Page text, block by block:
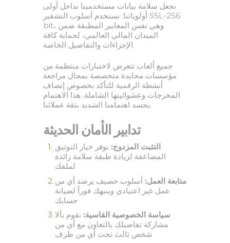
نجعل سلامة بيانات مستخدمينا بداخل أولى
أولوياتنا. نستخدم أسلوب التشفير SSL-256
bit، وهي نفس المعايير المطبقة ضمن
الميدان المالي العالمي، لحماية كافة
الإجراءات والتفاصيل الخاصة.
جميع ألعاب تتعرض لاختبارات منتظمة من
مؤسسات محايدة متخصصة بمجال مراجعة
أنشطة الرقمية للتأكد بخصوص إنصاف
المخرجات وعشوائيتها الشاملة. هذا الاهتمام
يجسد اهتمامنا الشديد بثقة عملائنا.
تدابير الأمان الحديثة
التثبت المزدوج: نوفر خيار التوثيق
المضاعفة لزيادة طبقة سلامة زائدة
لملفك
متابعة العمل: أسلوب حصيف يرصد أي من
عمل غير اعتيادي وينبهك فوراً لصيانة
حسابك
سياسة الخصوصية القاسية: نقوم بألا
مشاركة تفاصيلك بالتعاون مع أي من
شخص ثالث تحت أي من ظرف